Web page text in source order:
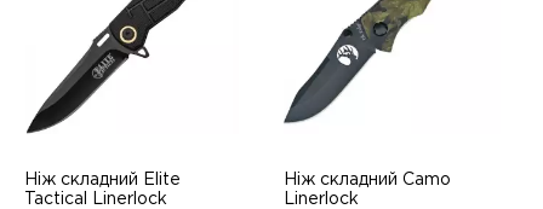
Ніж складний Elite
Tactical Linerlock
Ніж складний Camo
Linerlock